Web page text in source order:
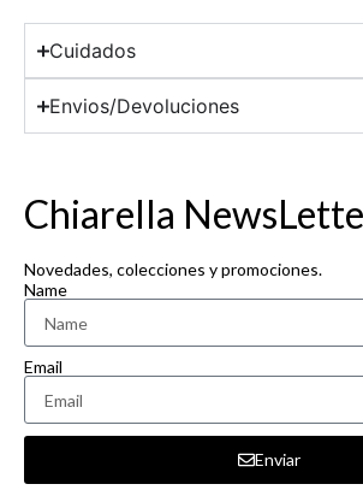
Cuidados
Envios/Devoluciones
Chiarella
Novedades, colecciones y promociones.
Name
Email
Enviar